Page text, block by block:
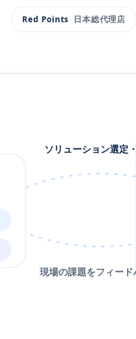
Red Points 日本総代理店
ソリューション選定
現場の課題をフィード